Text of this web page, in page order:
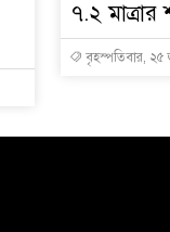
৭.২ মাত্রার
বৃহস্পতিবার,